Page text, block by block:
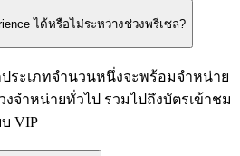
ได้หรือไม่ระหว่างช่วงพรีเซล?
ระเภทจำนวนหนึ่งจะพร้อมจำหน่าย
งจำหน่ายทั่วไป รวมไปถึงบัตรเข้าชม
VIP